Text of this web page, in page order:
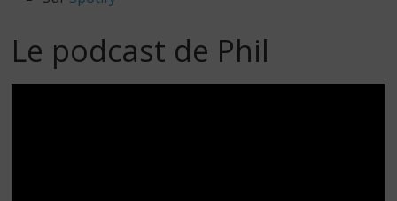
Le podcast de Phil